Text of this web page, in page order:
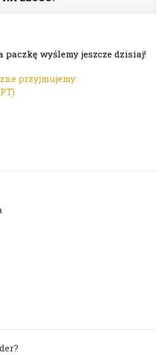
paczkę wyślemy jeszcze dzisiaj!
przyjmujemy: